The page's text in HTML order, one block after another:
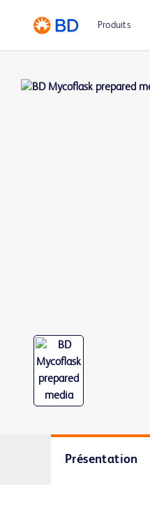
Produits
Présentation